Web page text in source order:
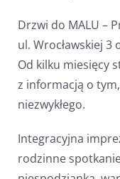
Drzwi do MALU –
ul. Wrocławskiej 3
Od kilku miesięcy
z informacją o
niezwykłego.
Integracyjna
rodzinne